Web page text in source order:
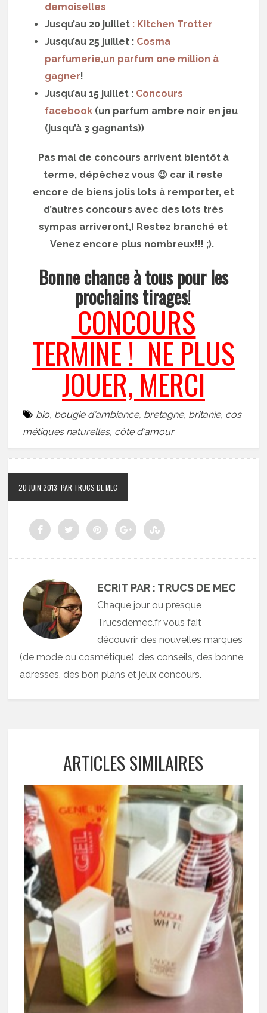
demoiselles
Jusqu’au 20 juillet : Kitchen Trotter
Jusqu’au 25 juillet : Cosma
parfumerie,un parfum one million à
gagner!
Jusqu’au 15 juillet : Concours
facebook (un parfum ambre noir en jeu
(jusqu’à 3 gagnants))
Pas mal de concours arrivent bientôt à
terme, dépêchez vous 😉 car il reste
encore de biens jolis lots à remporter, et
d’autres concours avec des lots très
sympas arriveront,! Restez branché et
Venez encore plus nombreux!!! ;).
Bonne chance à tous pour les
prochains tirages!
CONCOURS
TERMINE ! NE PLUS
JOUER, MERCI
bio, bougie d'ambiance, bretagne, britanie, cos
métiques naturelles, côte d'amour
20 JUIN 2013 PAR TRUCS DE MEC
ECRIT PAR : TRUCS DE MEC
Chaque jour ou presque
Trucsdemec.fr vous fait
découvrir des nouvelles marques
(de mode ou cosmétique), des conseils, des bonne
adresses, des bon plans et jeux concours.
ARTICLES SIMILAIRES